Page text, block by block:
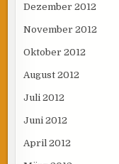
Dezember 2012
November 2012
Oktober 2012
August 2012
Juli 2012
Juni 2012
April 2012